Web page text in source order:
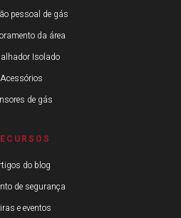
pessoal de gás
da área
Isolado
Acessórios
de gás
do blog
de segurança
e eventos